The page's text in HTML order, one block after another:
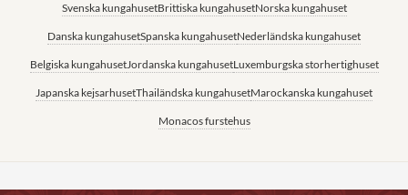
Svenska kungahusetBrittiska kungahusetNorska kungahuset
Danska kungahusetSpanska kungahusetNederländska kungahuset
Belgiska kungahusetJordanska kungahusetLuxemburgska storhertighuset
Japanska kejsarhusetThailändska kungahusetMarockanska kungahuset
Monacos furstehus